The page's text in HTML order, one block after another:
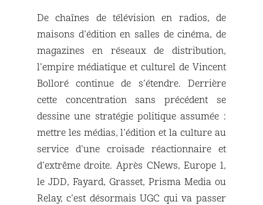
De chaînes de télévision en radios, de
maisons d’édition en salles de cinéma, de
magazines en réseaux de distribution,
l’empire médiatique et culturel de Vincent
Bolloré continue de s’étendre. Derrière
cette concentration sans précédent se
dessine une stratégie politique assumée :
mettre les médias, l’édition et la culture au
service d’une croisade réactionnaire et
d’extrême droite. Après CNews, Europe 1,
le JDD, Fayard, Grasset, Prisma Media ou
Relay, c’est désormais UGC qui va passer